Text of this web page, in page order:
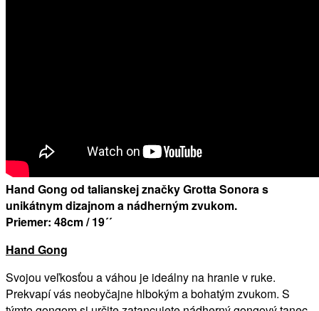
Hand Gong od talianskej značky Grotta Sonora s
unikátnym dizajnom a nádherným zvukom.
Priemer: 48cm / 19´´
Hand Gong
Svojou veľkosťou a váhou je ideálny na hranie v ruke.
Prekvapí vás neobyčajne hlbokým a bohatým zvukom. S